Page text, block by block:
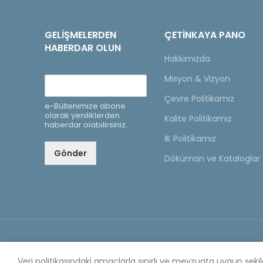
GELIŞMELERDEN
HABERDAR OLUN
e-Bültenimize abone
olarak yeniliklerden
haberdar olabilirsiniz.
Gönder
ÇETINKAYA PANO
Hakkımızda
Misyon & Vizyon
Çevre Politikamız
Kalite Politikamız
İK Politikamız
Döküman ve Kataloglar